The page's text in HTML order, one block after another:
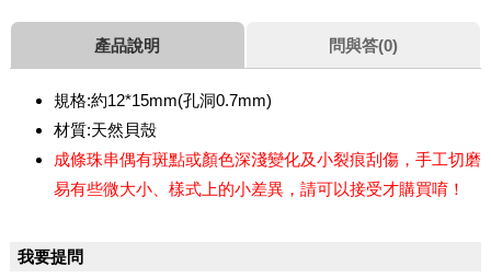
產品說明 問與答(0)
規格:約12*15mm(孔洞0.7mm)
材質:天然貝殼
成條珠串偶有斑點或顏色深淺變化及小裂痕刮傷，手工切磨
易有些微大小、樣式上的小差異，請可以接受才購買唷！
我要提問